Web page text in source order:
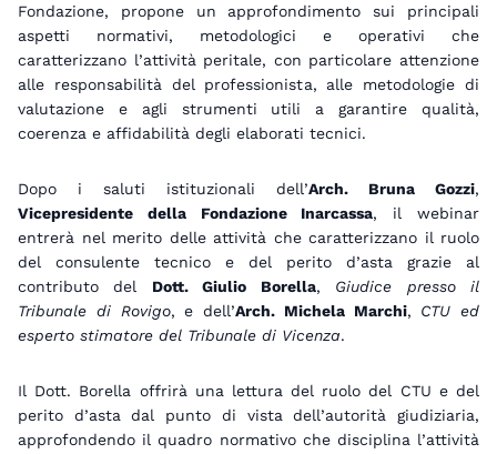
Fondazione, propone un approfondimento sui principali
aspetti normativi, metodologici e operativi che
caratterizzano l’attività peritale, con particolare attenzione
alle responsabilità del professionista, alle metodologie di
valutazione e agli strumenti utili a garantire qualità,
coerenza e affidabilità degli elaborati tecnici.
Dopo i saluti istituzionali dell’Arch. Bruna Gozzi,
Vicepresidente della Fondazione Inarcassa, il webinar
entrerà nel merito delle attività che caratterizzano il ruolo
del consulente tecnico e del perito d’asta grazie al
contributo del Dott. Giulio Borella, Giudice presso il
Tribunale di Rovigo, e dell’Arch. Michela Marchi, CTU ed
esperto stimatore del Tribunale di Vicenza.
Il Dott. Borella offrirà una lettura del ruolo del CTU e del
perito d’asta dal punto di vista dell’autorità giudiziaria,
approfondendo il quadro normativo che disciplina l’attività